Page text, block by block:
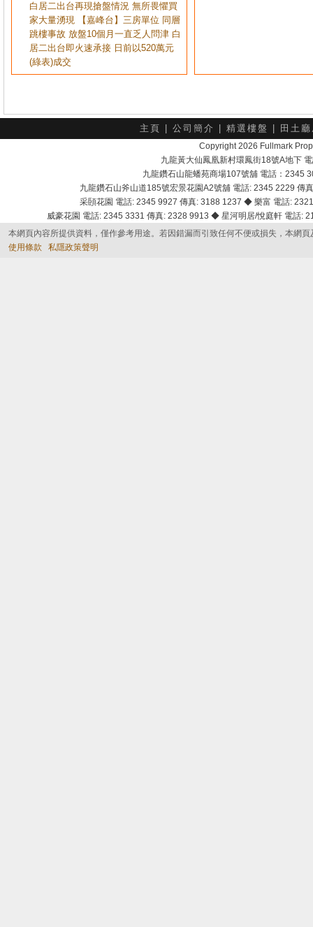
白居二出台再現搶盤情況 無所畏懼買
家大量湧現 【嘉峰台】三房單位 同層
跳樓事故 放盤10個月一直乏人問津 白
居二出台即火速承接 日前以520萬元
(綠表)成交
主頁 公司簡介 精選樓盤 田土
Copyright 2026 Fullmark
九龍黃大仙鳳凰新村環鳳街18號A地下
九龍鑽石山龍蟠苑商場107號舖 電話：2345
九龍鑽石山斧山道185號宏景花園A2號舖 電話: 2345 2229
采頣花園 電話: 2345 9927 傳真: 3188 1237 ◆ 樂富 電話:
威豪花園 電話: 2345 3331 傳真: 2328 9913 ◆ 星河明居/悅庭軒 電話
本網頁內容所提供資料，僅作參考用途。若因錯漏而引致任何不便或損失，本網
使用條款
私隱政策聲明